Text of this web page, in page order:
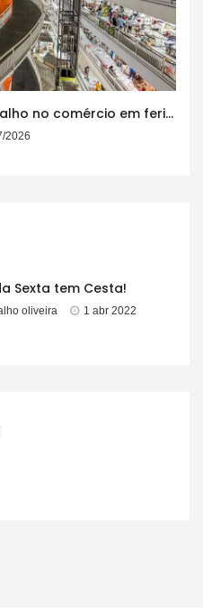
Acordo regulamenta trabalho no comércio em feriados
2026
Sexta tem Cesta!
oliveira 1 abr 2022